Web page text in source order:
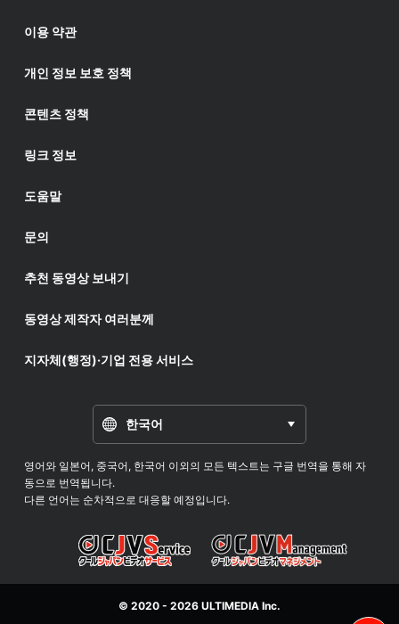
이용 약관
개인 정보 보호 정책
콘텐츠 정책
링크 정보
도움말
문의
추천 동영상 보내기
동영상 제작자 여러분께
지자체(행정)·기업 전용 서비스
한국어
영어와 일본어, 중국어, 한국어 이외의 모든 텍스트는 구글 번역을 통해 자
동으로 번역됩니다.
다른 언어는 순차적으로 대응할 예정입니다.
© 2020 - 2026 ULTIMEDIA Inc.